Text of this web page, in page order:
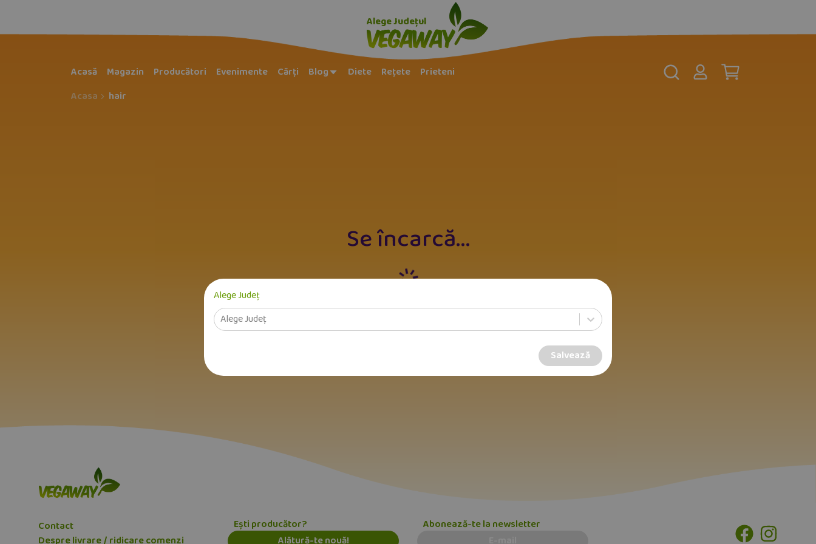
Alege Județul
Acasă Magazin Producători Evenimente Cărți Blog Diete Rețete
Prieteni
Acasa
hair
Se încarcă...
Contact
Ești producător?
Abonează-te la newsletter
Alege Județ
Alege Județ
Salvează